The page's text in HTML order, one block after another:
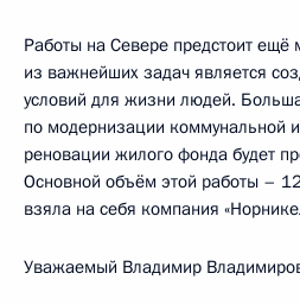
Работы на Севере предстоит ещё
из важнейших задач является
условий для жизни людей.
по модернизации коммунальной
реновации жилого фонда будет
Основной объём этой работы –
взяла на себя компания
Уважаемый Владимир